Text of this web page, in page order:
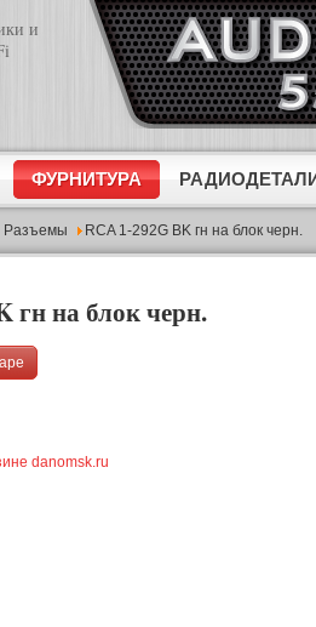
и
ФУРНИТУРА
Разъемы RCA 1-292G BK гн на блок черн.
гн на блок черн.
danomsk.ru